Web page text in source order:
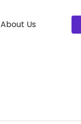
About Us